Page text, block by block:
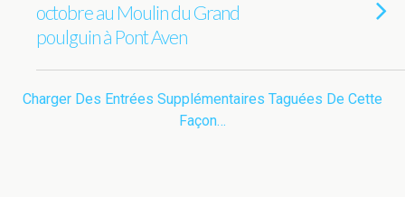
octobre au Moulin du Grand
poulguin à Pont Aven
Charger Des Entrées Supplémentaires Taguées De Cette
Façon…